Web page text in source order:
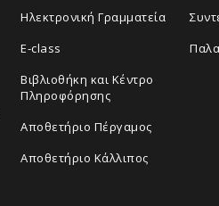
Ηλεκτρονική Γραμματεία
E-class
Βιβλιοθήκη και Κέντρο
Πληροφόρησης
Aποθετήριο Πέργαμος
Αποθετήριο Κάλλιπος